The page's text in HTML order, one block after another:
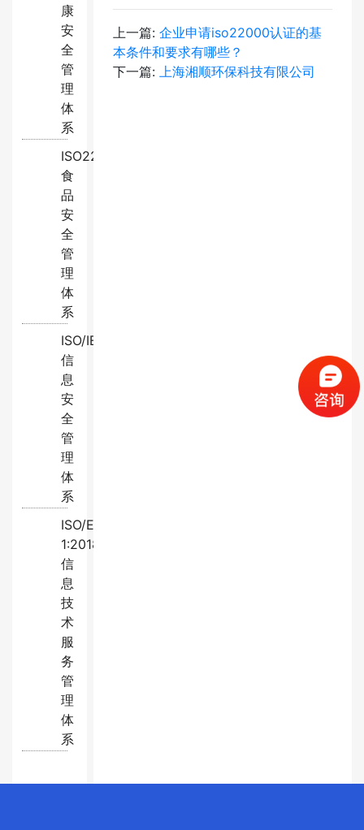
康
安
全
管
理
体
系
ISO22000:2018
食
品
安
全
管
理
体
系
ISO/IEC27001:2022
信
息
安
全
管
理
体
系
ISO/EC20000-
1:2018
信
息
技
术
服
务
管
理
体
系
上一篇:企业申请iso22000认证的基
本条件和要求有哪些？
下一篇: 上海湘顺环保科技有限公司